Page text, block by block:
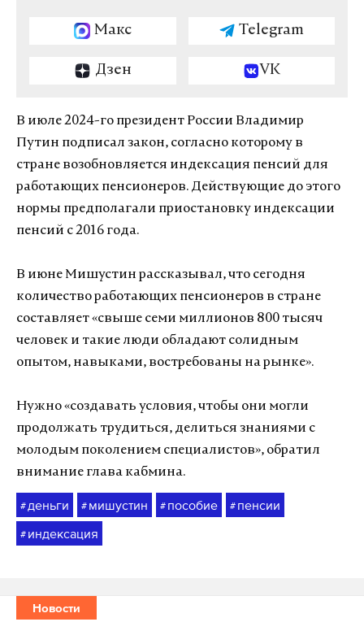
Макс Telegram
Дзен VK
В июле 2024-го президент России Владимир
Путин подписал закон, согласно которому в
стране возобновляется индексация пенсий для
работающих пенсионеров. Действующие до этого
нормы предполагали приостановку индексации
пенсий с 2016 года.
В июне Мишустин рассказывал, что сегодня
количество работающих пенсионеров в стране
составляет «свыше семи миллионов 800 тысяч
человек и такие люди обладают солидным
опытом, навыками, востребованы на рынке».
Нужно «создавать условия, чтобы они могли
продолжать трудиться, делиться знаниями с
молодым поколением специалистов», обратил
внимание глава кабмина.
# деньги # мишустин # пособие # пенсии
# индексация
Новости